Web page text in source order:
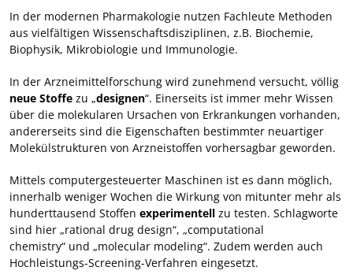
In der modernen Pharmakologie nutzen Fachleute Methoden
aus vielfältigen Wissenschaftsdisziplinen, z.B. Biochemie,
Biophysik, Mikrobiologie und Immunologie.
In der Arzneimittelforschung wird zunehmend versucht, völlig
neue Stoffe zu „designen“. Einerseits ist immer mehr Wissen
über die molekularen Ursachen von Erkrankungen vorhanden,
andererseits sind die Eigenschaften bestimmter neuartiger
Molekülstrukturen von Arzneistoffen vorhersagbar geworden.
Mittels computergesteuerter Maschinen ist es dann möglich,
innerhalb weniger Wochen die Wirkung von mitunter mehr als
hunderttausend Stoffen experimentell zu testen. Schlagworte
sind hier „rational drug design“, „computational
chemistry“ und „molecular modeling“. Zudem werden auch
Hochleistungs-Screening-Verfahren eingesetzt.